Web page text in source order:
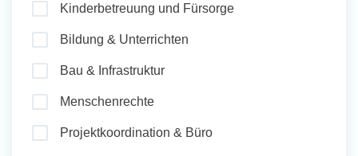
Initiativbewerbung
Kinderbetreuung und Fürsorge
Bildung & Unterrichten
Bau & Infrastruktur
Menschenrechte
Projektkoordination & Büro